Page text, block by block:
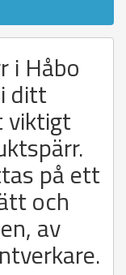
i Håbo
ditt
viktigt
på ett
och
av